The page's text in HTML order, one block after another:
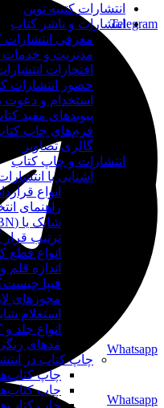
Whatsapp
Telegram
Whatsapp
انتشارات کتیبه نوین
انتشارات و ناشر کتاب
معرفی انتشارات
مدیریت و خدمات
افتخارات
حضور انتشارات
استخدام و دعوت
پیوندهای مفید
فرم‌های چاپ
گالری تصاویر
انتشارات و چاپ کتاب
آشنایی با
انواع
راهنمای
شابک یا (ISBN) چیست؟
ترتیب
انواع قطع
اندازه
فیپا
مجوزهای
استعلام
انواع جلد
مدهای
چاپ کتاب در
چاپ
چاپ
چاپ